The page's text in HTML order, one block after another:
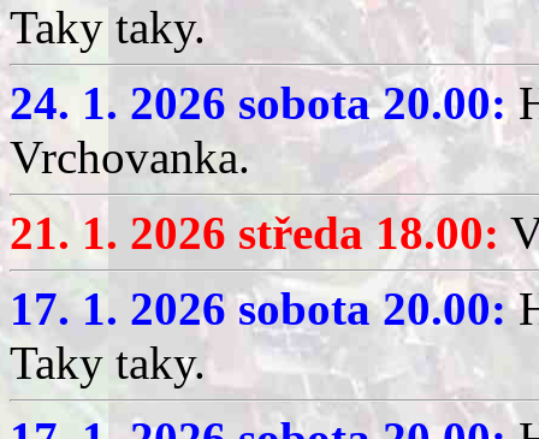
Taky taky.
24. 1. 2026 sobota 20.00:
Vrchovanka.
21. 1. 2026 středa 18.00:
17. 1. 2026 sobota 20.00:
Taky taky.